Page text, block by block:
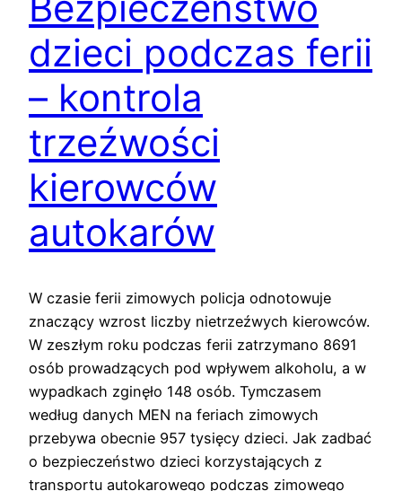
dzieci podczas ferii
– kontrola
trzeźwości
kierowców
autokarów
W czasie ferii zimowych policja odnotowuje
znaczący wzrost liczby nietrzeźwych kierowców.
W zeszłym roku podczas ferii zatrzymano 8691
osób prowadzących pod wpływem alkoholu, a w
wypadkach zginęło 148 osób. Tymczasem
według danych MEN na feriach zimowych
przebywa obecnie 957 tysięcy dzieci. Jak zadbać
o bezpieczeństwo dzieci korzystających z
transportu autokarowego podczas zimowego